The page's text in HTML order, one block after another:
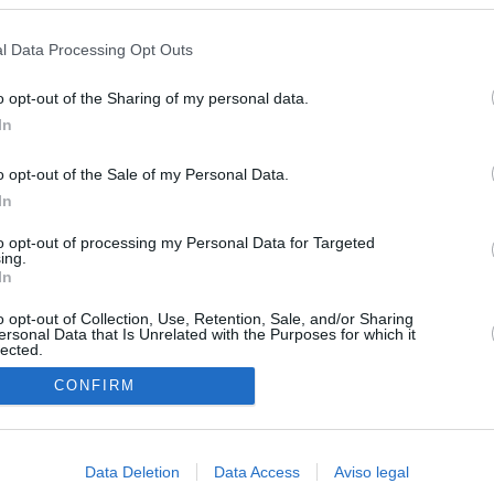
Data Processing Opt Outs
opt-out of the Sharing of my personal data.
opt-out of the Sale of my Personal Data.
opt-out of processing my Personal Data for Targeted
opt-out of Collection, Use, Retention, Sale, and/or Sharing
Data that Is Unrelated with the Purposes for which it
CONFIRM
Data Deletion Data Access Aviso legal
por la crisis en Ceuta
sobre el PP por la acogida de los menores de Ceuta en las
a los menores migrantes
y ADN: dentro de la oficina que busca a los desaparecidos de
Púnica y refugio de cargos del PP: así es la empresa
el ático de Ayuso